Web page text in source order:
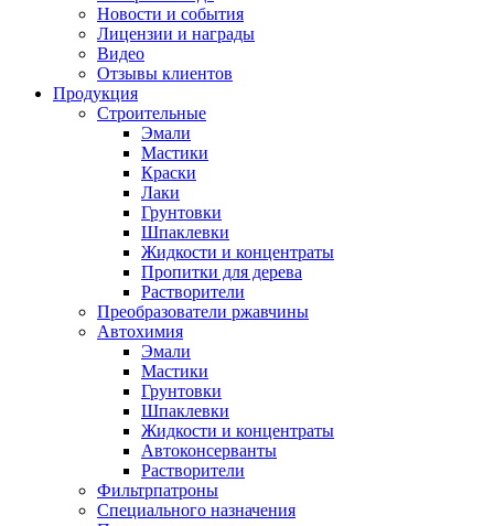
Новости и события
Лицензии и награды
Видео
Отзывы клиентов
Продукция
Строительные
Эмали
Мастики
Краски
Лаки
Грунтовки
Шпаклевки
Жидкости и концентраты
Пропитки для дерева
Растворители
Преобразователи ржавчины
Автохимия
Эмали
Мастики
Грунтовки
Шпаклевки
Жидкости и концентраты
Автоконсерванты
Растворители
Фильтрпатроны
Специального назначения